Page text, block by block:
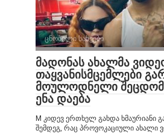
ცნობილი სახეები
მადონას ახალმა
თაყვანისმცემლები
მოულოდნელი
ენა დაება
M კიდევ ერთხელ გახდა ხმაურიანი
შემდეგ, რაც პროვოკაციული ახალი